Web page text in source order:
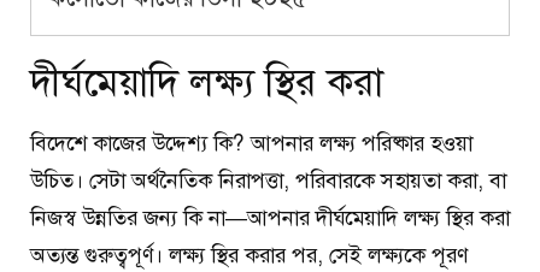
দীর্ঘমেয়াদি লক্ষ্য স্থির করা
বিদেশে কাজের উদ্দেশ্য কি? আপনার লক্ষ্য পরিষ্কার হওয়া
উচিত। সেটা অর্থনৈতিক নিরাপত্তা, পরিবারকে সহায়তা করা, বা
নিজস্ব উন্নতির জন্য কি না—আপনার দীর্ঘমেয়াদি লক্ষ্য স্থির করা
অত্যন্ত গুরুত্বপূর্ণ। লক্ষ্য স্থির করার পর, সেই লক্ষ্যকে পূরণ